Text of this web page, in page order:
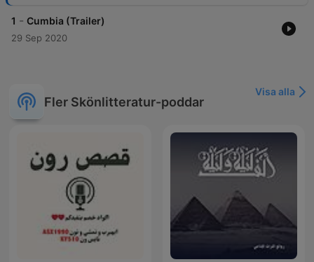
1 - Cumbia (Trailer)
29 Sep 2020
Fler Skönlitteratur-poddar
Visa alla